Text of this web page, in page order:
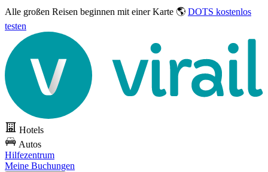
Alle großen Reisen beginnen mit einer Karte 🌎 DOTS kostenlos
testen
Hotels
Autos
Hilfezentrum
Meine Buchungen